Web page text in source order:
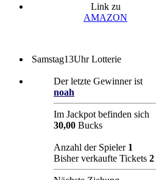
Link zu
AMAZON
Samstag13Uhr Lotterie
Der letzte Gewinner ist
noah
Im Jackpot befinden sich
30,00 Bucks
Anzahl der Spieler 1
Bisher verkaufte Tickets 2